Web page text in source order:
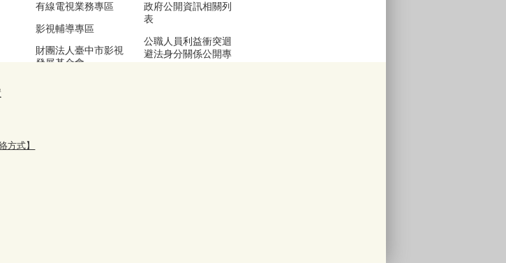
有線電視業務專區
影視輔導專區
財團法人臺中市影視
發展基金會
政府公開資訊相關列
表
公職人員利益衝突迴
避法身分關係公開專
方式】